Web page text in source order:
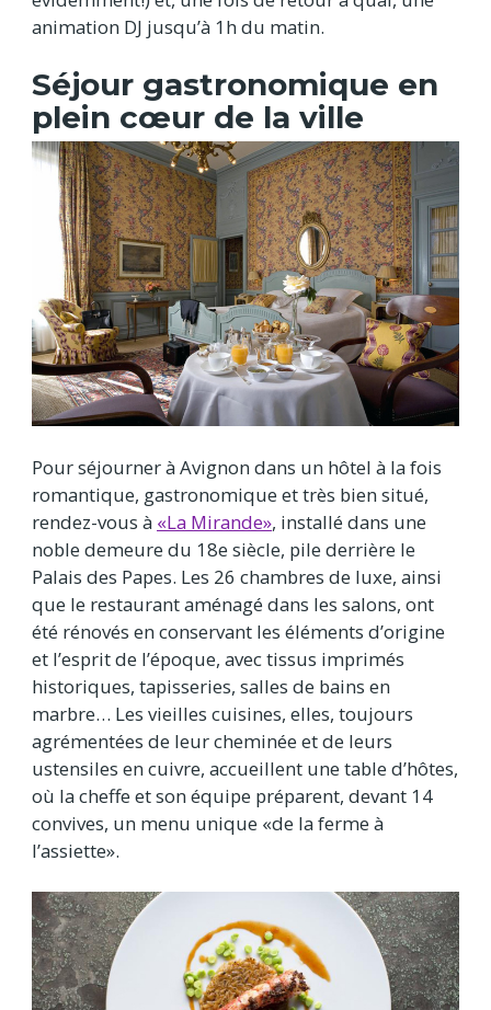
animation DJ jusqu’à 1h du matin.
Séjour gastronomique en
plein cœur de la ville
Pour séjourner à Avignon dans un hôtel à la fois
romantique, gastronomique et très bien situé,
rendez-vous à «La Mirande», installé dans une
noble demeure du 18e siècle, pile derrière le
Palais des Papes. Les 26 chambres de luxe, ainsi
que le restaurant aménagé dans les salons, ont
été rénovés en conservant les éléments d’origine
et l’esprit de l’époque, avec tissus imprimés
historiques, tapisseries, salles de bains en
marbre… Les vieilles cuisines, elles, toujours
agrémentées de leur cheminée et de leurs
ustensiles en cuivre, accueillent une table d’hôtes,
où la cheffe et son équipe préparent, devant 14
convives, un menu unique «de la ferme à
l’assiette».